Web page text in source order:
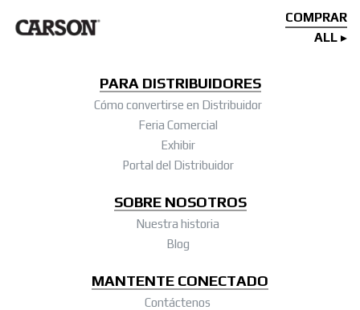
COMPRAR
ALL
PARA DISTRIBUIDORES
Cómo convertirse en Distribuidor
Feria Comercial
Exhibir
Portal del Distribuidor
SOBRE NOSOTROS
Nuestra historia
Blog
MANTENTE CONECTADO
Contáctenos